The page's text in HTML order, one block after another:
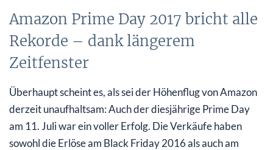
Amazon Prime Day 2017 bricht alle
Rekorde – dank längerem
Zeitfenster
Überhaupt scheint es, als sei der Höhenflug von Amazon
derzeit unaufhaltsam: Auch der diesjährige Prime Day
am 11. Juli war ein voller Erfolg. Die Verkäufe haben
sowohl die Erlöse am Black Friday 2016 als auch am